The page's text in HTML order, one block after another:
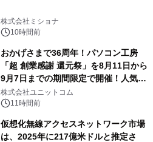
株式会社ミショナ
10時間前
おかげさまで36周年！パソコン工房
「超 創業感謝 還元祭」を8月11日から
9月7日までの期間限定で開催！人気の
ゲーミングPCや高性能ノートPCなど
対象iiyama PCのご購入で最大3万円分
株式会社ユニットコム
11時間前
仮想化無線アクセスネットワーク市場
は、2025年に217億米ドルと推定さ